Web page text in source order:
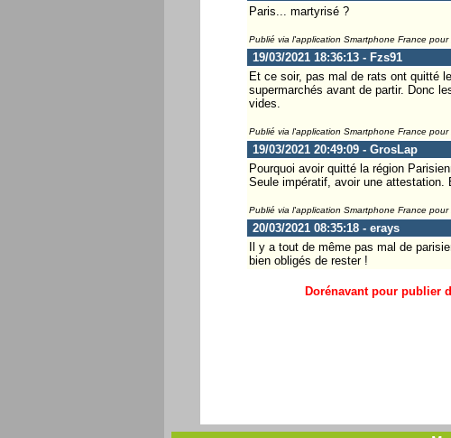
Paris... martyrisé ?
Publié via l'application Smartphone France pour
19/03/2021 18:36:13 - Fzs91
Et ce soir, pas mal de rats ont quitté
supermarchés avant de partir. Donc
vides.
Publié via l'application Smartphone France pour
19/03/2021 20:49:09 - GrosLap
Pourquoi avoir quitté la région
Seule impératif, avoir une attestation.
Publié via l'application Smartphone France pour
20/03/2021 08:35:18 - erays
Il y a tout de même pas mal de
bien obligés de rester !
Dorénavant pour publier